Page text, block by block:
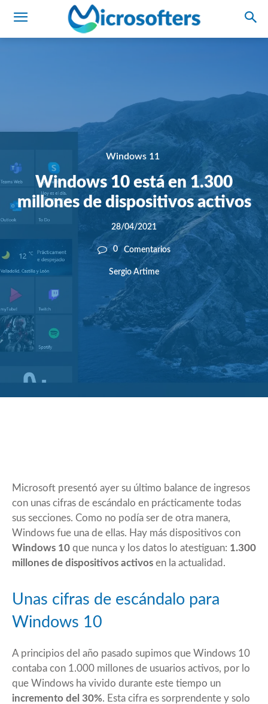
Windows 11
Windows 10 está en 1.300
millones de dispositivos activos
28/04/2021
0 Comentarios
Sergio Artime
Microsoft presentó ayer su último balance de ingresos
con unas cifras de escándalo en prácticamente todas
sus secciones. Como no podía ser de otra manera,
Windows fue una de ellas. Hay más dispositivos con
Windows 10 que nunca y los datos lo atestiguan: 1.300
millones de dispositivos activos en la actualidad.
Unas cifras de escándalo para
Windows 10
A principios del año pasado supimos que Windows 10
contaba con 1.000 millones de usuarios activos, por lo
que Windows ha vivido durante este tiempo un
incremento del 30%. Esta cifra es sorprendente y solo